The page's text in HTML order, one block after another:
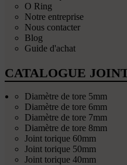
O Ring
Notre entreprise
Nous contacter
Blog
Guide d'achat
CATALOGUE
Diamètre de tore 5mm
Diamètre de tore 6mm
Diamètre de tore 7mm
Diamètre de tore 8mm
Joint torique 60mm
Joint torique 50mm
Joint torique 40mm